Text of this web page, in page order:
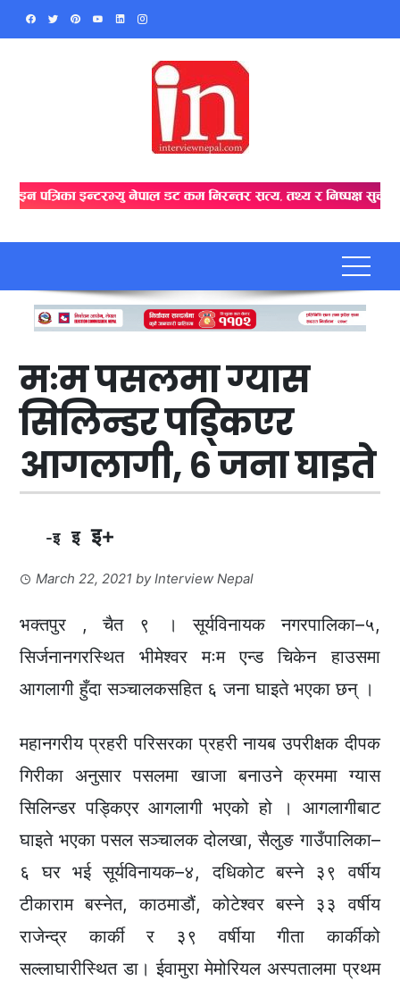
Skip
मःम पसलमा ग्यास
सिलिन्डर पड्किएर
आगलागी, ६ जना घाइते
-इ इ इ+
March 22, 2021 byInterview Nepal
भक्तपुर , चैत ९ । सूर्यविनायक नगरपालिका–५,
सिर्जनानगरस्थित भीमेश्वर मःम एन्ड चिकेन हाउसमा
आगलागी हुँदा सञ्चालकसहित ६ जना घाइते भएका छन् ।
महानगरीय प्रहरी परिसरका प्रहरी नायब उपरीक्षक दीपक
गिरीका अनुसार पसलमा खाजा बनाउने क्रममा ग्यास
सिलिन्डर पड्किएर आगलागी भएको हो । आगलागीबाट
घाइते भएका पसल सञ्चालक दोलखा, सैलुङ गाउँपालिका–
६ घर भई सूर्यविनायक–४, दधिकोट बस्ने ३९ वर्षीय
टीकाराम बस्नेत, काठमाडौं, कोटेश्वर बस्ने ३३ वर्षीय
राजेन्द्र कार्की र ३९ वर्षीया गीता कार्कीको
सल्लाघारीस्थित डा। ईवामुरा मेमोरियल अस्पतालमा प्रथम